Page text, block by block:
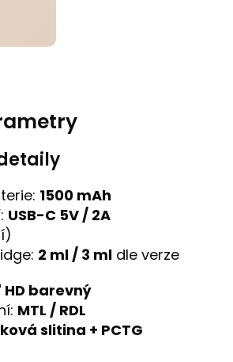
1500 mAh
USB-C 5V / 2A
2 ml / 3 ml dle verze
HD barevný
MTL / RDL
slitina + PCTG